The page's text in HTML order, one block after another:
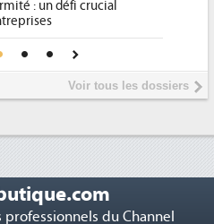
répondre à...
DC dans les cordes pour la
de Fabrice Coquio,
de Digital Realty...
les...
Voir tous les dossiers
du Channel